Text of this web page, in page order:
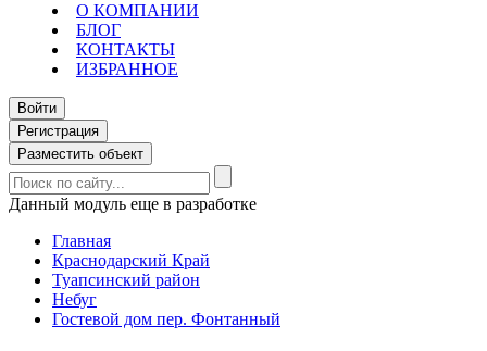
О КОМПАНИИ
БЛОГ
КОНТАКТЫ
ИЗБРАННОЕ
Войти
Регистрация
Разместить объект
Данный модуль еще в разработке
Главная
Краснодарский Край
Туапсинский район
Небуг
Гостевой дом пер. Фонтанный